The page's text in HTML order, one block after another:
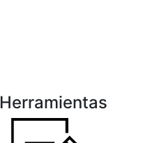
Herramientas